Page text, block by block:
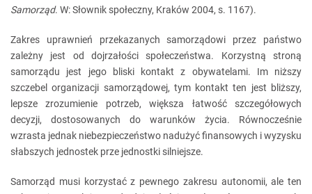
Samorząd. W: Słownik społeczny, Kraków 2004, s. 1167).
Zakres uprawnień przekazanych samorządowi przez państwo
zależny jest od dojrzałości społeczeństwa. Korzystną stroną
samorządu jest jego bliski kontakt z obywatelami. Im niższy
szczebel organizacji samorządowej, tym kontakt ten jest bliższy,
lepsze zrozumienie potrzeb, większa łatwość szczegółowych
decyzji, dostosowanych do warunków życia. Równocześnie
wzrasta jednak niebezpieczeństwo nadużyć finansowych i wyzysku
słabszych jednostek prze jednostki silniejsze.
Samorząd musi korzystać z pewnego zakresu autonomii, ale ten